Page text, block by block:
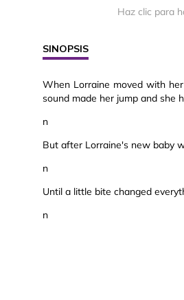
Haz clic para
SINOPSIS
When Lorraine moved with
sound made her jump and she
n
But after Lorraine's new baby
n
Until a little bite changed
n